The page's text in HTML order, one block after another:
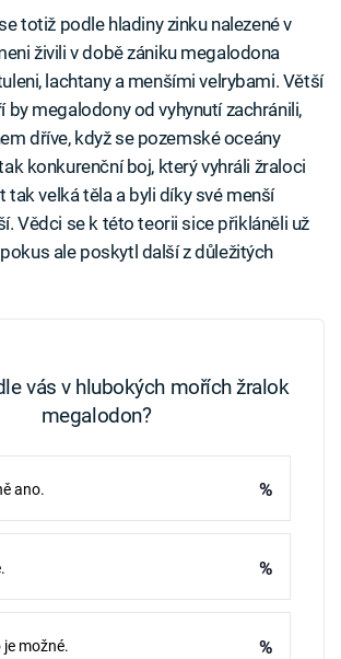
totiž podle hladiny zinku nalezené v
živili v době zániku megalodona
lachtany a menšími velrybami. Větší
by megalodony od vyhynutí zachránili,
dříve, když se pozemské oceány
konkurenční boj, který vyhráli žraloci
tak velká těla a byli díky své menší
Vědci se k této teorii sice přikláněli už
ale poskytl další z důležitých
vás v hlubokých mořích žralok
megalodon?
ano. %
%
možné. %